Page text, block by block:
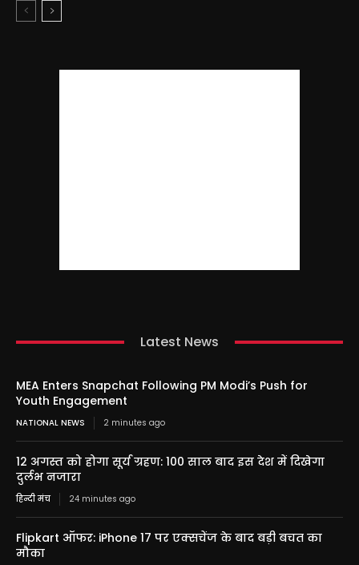
Latest News
MEA Enters Snapchat Following PM Modi’s Push for
Youth Engagement
NATIONAL NEWS 2 minutes ago
12 अगस्त को होगा सूर्य ग्रहण: 100 साल बाद इस देश में दिखेगा
दुर्लभ नजारा
हिन्दी मंच 24 minutes ago
Flipkart ऑफर: iPhone 17 पर एक्सचेंज के बाद बड़ी बचत का
मौका